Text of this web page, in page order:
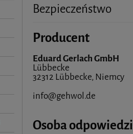
Bezpieczeństwo
Producent
Eduard Gerlach GmbH
Lübbecke
32312 Lübbecke, Niemcy
info@gehwol.de
Osoba